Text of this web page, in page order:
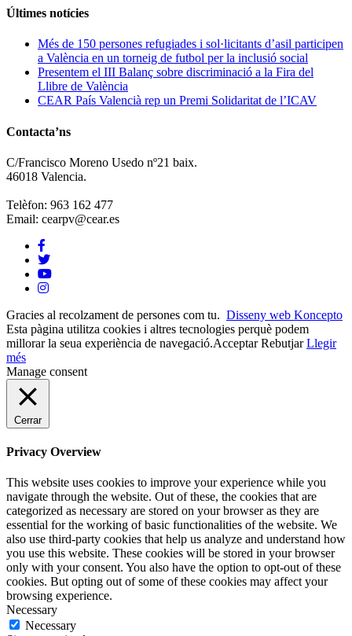
Últimes notícies
Més de 150 persones refugiades i sol·licitants d’asil participen
a València en un torneig de futbol per la inclusió social
Presentem el III Balanç sobre discriminació a la Fira del
Llibre de València
CEAR País Valencià rep un Premi Solidaritat de l’ICAV
Contacta’ns
C/Francisco Moreno Usedo nº21 baix.
46018 Valencia.
Telèfon: 963 162 477
Email: cearpv@cear.es
Gracies al recolzament de persones com tu. Disseny web Koncepto
Esta pàgina utilitza cookies i altres tecnologies perquè podem
millorar la seua experiència de navegació.Acceptar Rebutjar Llegir
més
Manage consent
Cerrar
Privacy Overview
This website uses cookies to improve your experience while you
navigate through the website. Out of these, the cookies that are
categorized as necessary are stored on your browser as they are
essential for the working of basic functionalities of the website. We
also use third-party cookies that help us analyze and understand how
you use this website. These cookies will be stored in your browser
only with your consent. You also have the option to opt-out of these
cookies. But opting out of some of these cookies may affect your
browsing experience.
Necessary
Necessary